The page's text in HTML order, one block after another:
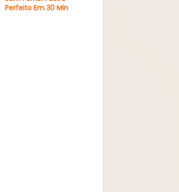
Perfeito Em 30 Min